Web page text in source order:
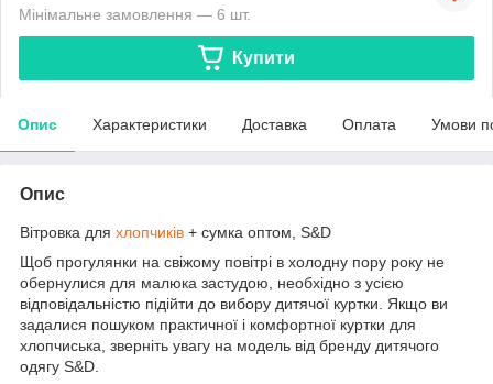
Мінімальне замовлення — 6 шт.
Купити
Опис Характеристики Доставка Оплата Умови
Опис
Вітровка для хлопчиків + сумка оптом, S&D
Щоб прогулянки на свіжому повітрі в холодну пору року не
обернулися для малюка застудою, необхідно з усією
відповідальністю підійти до вибору дитячої куртки. Якщо ви
задалися пошуком практичної і комфортної куртки для
хлопчиська, зверніть увагу на модель від бренду дитячого
одягу S&D.